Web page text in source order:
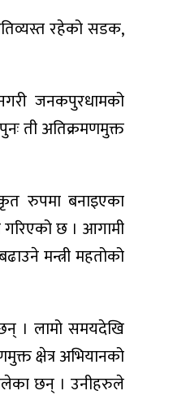
रहेको सडक,
जनकपुरधामको
ती अतिक्रमणमुक्त
रुपमा बनाइएका
गरिएको छ । आगामी
मन्त्री महतोको
। लामो समयदेखि
क्षेत्र अभियानको
छन् । उनीहरुले